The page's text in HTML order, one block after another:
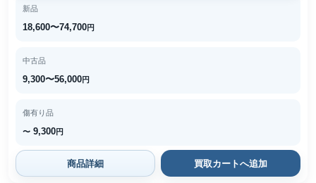
新品
18,600〜74,700円
中古品
9,300〜56,000円
傷有り品
〜 9,300円
商品詳細 買取カートへ追加